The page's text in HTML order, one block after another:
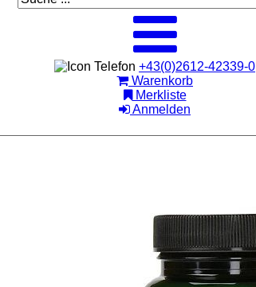
+43(0)2612-42339-0
Warenkorb
Merkliste
Anmelden